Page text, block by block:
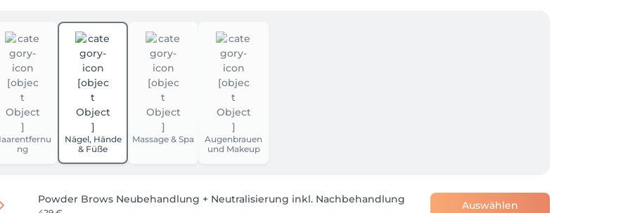
Angebot! Es lohnt sich also, regelmäßig vorbeizuschauen.
und buche dir deinen Termin.
ng
Nägel, Hände
& Füße
Massage & Spa
Augenbrauen
und Makeup
Powder Brows Neubehandlung + Neutralisierung inkl. Nachbehandlung Auswählen